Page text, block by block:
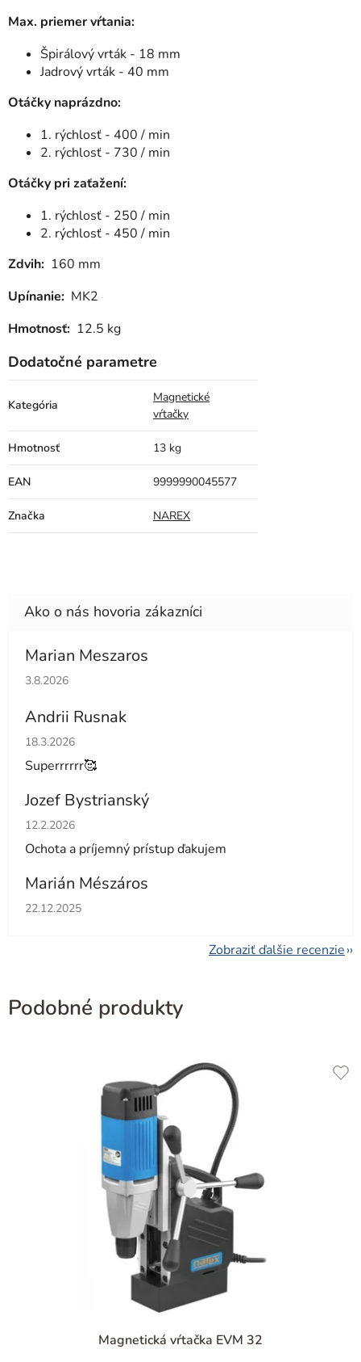
Max. priemer vŕtania:
Špirálový vrták - 18 mm
Jadrový vrták - 40 mm
Otáčky naprázdno:
1. rýchlosť - 400 / min
2. rýchlosť - 730 / min
Otáčky pri zaťažení:
1. rýchlosť - 250 / min
2. rýchlosť - 450 / min
Zdvih: 160 mm
Upínanie: MK2
Hmotnosť: 12.5 kg
Dodatočné parametre
Kategória
Magnetické
vŕtačky
Hmotnosť 13 kg
EAN 9999990045577
Značka NAREX
Marian Meszaros
Hodnotenie obchodu je 5 z 5 hviezdičiek.
3.8.2026
Andrii Rusnak
Hodnotenie obchodu je 5 z 5 hviezdičiek.
18.3.2026
Superrrrrr🥰
Jozef Bystrianský
Hodnotenie obchodu je 5 z 5 hviezdičiek.
12.2.2026
Ochota a príjemný prístup ďakujem
Marián Mészáros
Hodnotenie obchodu je 5 z 5 hviezdičiek.
22.12.2025
Zobraziť ďalšie recenzie
Podobné produkty
Magnetická vŕtačka EVM 32